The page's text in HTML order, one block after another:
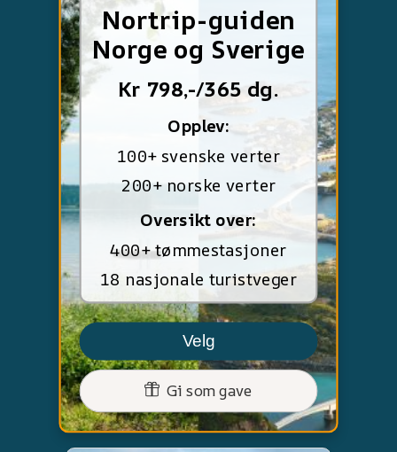
Nortrip-guiden
Norge og Sverige
Kr 798,-/365 dg.
Opplev:
100+ svenske verter
200+ norske verter
Oversikt over:
400+ tømmestasjoner
18 nasjonale turistveger
Velg
Gi som gave